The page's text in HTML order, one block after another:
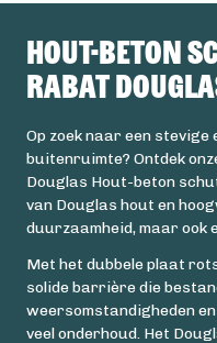
Hout-beton
Rabat
Op zoek naar een stevige
buitenruimte? Ontdek
Douglas Hout-beton
van Douglas hout en
duurzaamheid, maar ook
Met het dubbele plaat
solide barrière die
weersomstandigheden
veel onderhoud. Het